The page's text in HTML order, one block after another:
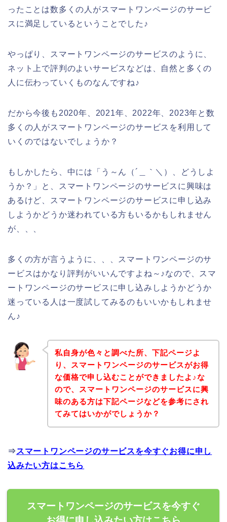
ったことは数多くの人がスマートワンページのサービ
スに満足しているということでした♪
やっぱり、スマートワンページのサービスのように、
ネット上で評判のよいサービスなどは、自然と多くの
人に伝わっていくものなんですね♪
だから今後も2020年、2021年、2022年、2023年と数
多くの人がスマートワンページのサービスを利用して
いくのではないでしょうか？
もしかしたら、中には「う～ん（´＿｀＼）、どうしよ
うか？」と、スマートワンページのサービスに興味は
あるけど、スマートワンページのサービスに申し込み
しようかどうか迷われている方もいるかもしれません
が、、、
多くの方が言うように、、、スマートワンページのサ
ービスはかなり評判がいいんですよね～♪なので、スマ
ートワンページのサービスに申し込みしようかどうか
迷っている人は一度試してみるのもいいかもしれませ
ん♪
私自身が色々と調べた所、下記ページよ
り、スマートワンページのサービスがお得
な価格で申し込むことができましたよ♪な
ので、スマートワンページのサービスに興
味のある方は下記ページなどを参考にされ
てみてはいかがでしょうか？
⇒ スマートワンページのサービスを今すぐお得に申し
込みたい方はこちら
スマートワンページのサービスを今すぐ